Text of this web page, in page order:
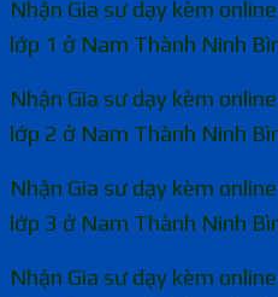
Nhận Gia sư dạy kèm
lớp 1 ở Nam Thành Ninh
Nhận Gia sư dạy kèm
lớp 2 ở Nam Thành Ninh
Nhận Gia sư dạy kèm
lớp 3 ở Nam Thành Ninh
Nhận Gia sư dạy kèm